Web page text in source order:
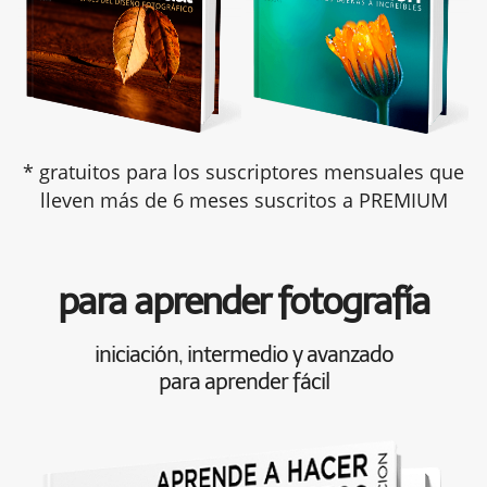
* gratuitos para los suscriptores mensuales que
lleven más de 6 meses suscritos a PREMIUM
para aprender fotografía
iniciación, intermedio y avanzado
para aprender fácil